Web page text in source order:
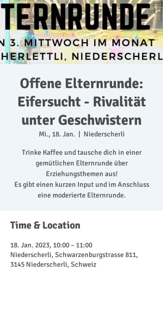
Offene Elternrunde:
Eifersucht - Rivalität
unter Geschwistern
Mi., 18. Jan. Niederscherli
Trinke Kaffee und tausche dich in einer
gemütlichen Elternrunde über
Erziehungsthemen aus!
Es gibt einen kurzen Input und im Anschluss
eine moderierte Elternrunde.
Time & Location
18. Jan. 2023, 10:00 – 11:00
Niederscherli, Schwarzenburgstrasse 811,
3145 Niederscherli, Schweiz